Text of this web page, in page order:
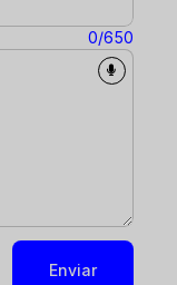
0/650
Enviar